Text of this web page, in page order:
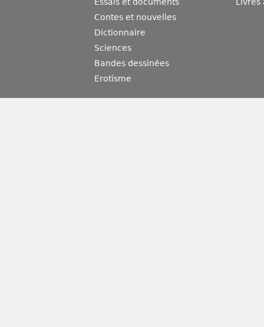
Essais et documents
Contes et nouvelles
Dictionnaire
Sciences
Bandes dessinées
Erotisme
Livres